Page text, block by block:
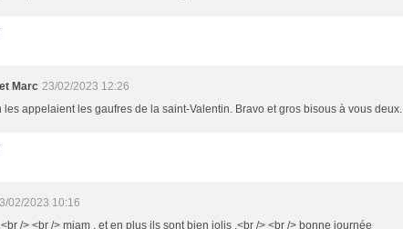
Marc 23/02/2023 12:26
les appelaient les gaufres de la saint-Valentin. Bravo et gros bisous à vous deux.
02/2023 10:16
/> <br /> miam , et en plus ils sont bien jolis .<br /> <br /> bonne journée